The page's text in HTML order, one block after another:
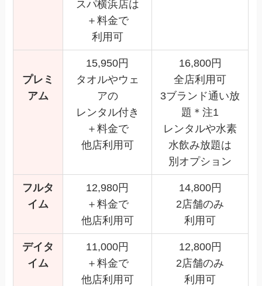
スパ横浜店は
＋料金で
利用可
プレミ
アム
15,950円
タオルやウェ
アの
レンタル付き
＋料金で
他店利用可
16,800円
全店利用可
3ブランド通い放
題＊注1
レンタルや水素
水飲み放題は
別オプション
フルタ
イム
12,980円
＋料金で
他店利用可
14,800円
2店舗のみ
利用可
デイタ
イム
11,000円
＋料金で
他店利用可
12,800円
2店舗のみ
利用可